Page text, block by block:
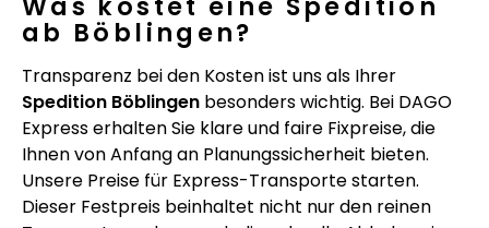
ab Böblingen?
Transparenz bei den Kosten ist uns als Ihrer
Spedition Böblingen besonders wichtig. Bei DAGO
Express erhalten Sie klare und faire Fixpreise, die
Ihnen von Anfang an Planungssicherheit bieten.
Unsere Preise für Express-Transporte starten.
Dieser Festpreis beinhaltet nicht nur den reinen